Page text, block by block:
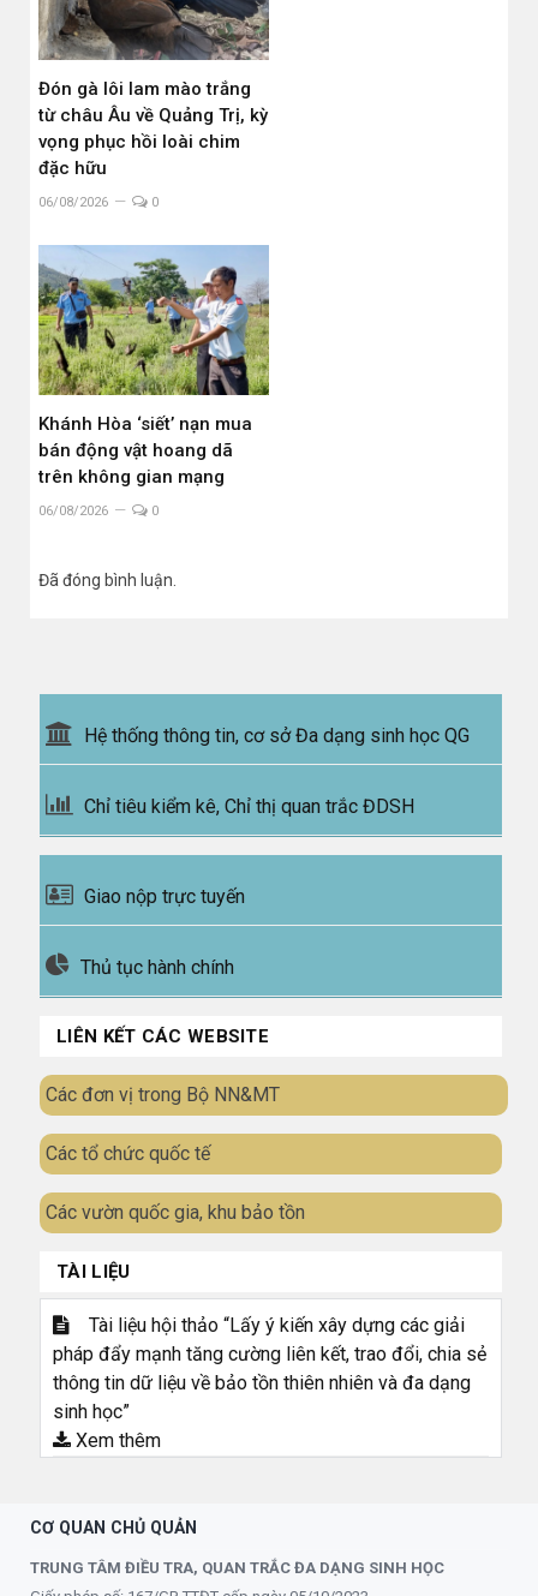
Đón gà lôi lam mào trắng
từ châu Âu về Quảng Trị, kỳ
vọng phục hồi loài chim
đặc hữu
06/08/2026 0
Khánh Hòa ‘siết’ nạn mua
bán động vật hoang dã
trên không gian mạng
06/08/2026 0
Đã đóng bình luận.
Hệ thống thông tin, cơ sở Đa dạng sinh học QG
Chỉ tiêu kiểm kê, Chỉ thị quan trắc ĐDSH
Giao nộp trực tuyến
Thủ tục hành chính
LIÊN KẾT CÁC WEBSITE
Các đơn vị trong Bộ NN&MT
Các tổ chức quốc tế
Các vườn quốc gia, khu bảo tồn
TÀI LIỆU
Tài liệu hội thảo “Lấy ý kiến xây dựng các giải
pháp đẩy mạnh tăng cường liên kết, trao đổi, chia sẻ
thông tin dữ liệu về bảo tồn thiên nhiên và đa dạng
sinh học”
Xem thêm
CƠ QUAN CHỦ QUẢN
TRUNG TÂM ĐIỀU TRA, QUAN TRẮC ĐA DẠNG SINH HỌC